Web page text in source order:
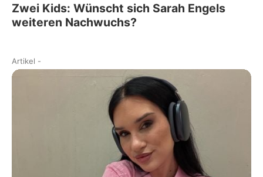
Zwei Kids: Wünscht sich Sarah Engels
weiteren Nachwuchs?
Artikel -